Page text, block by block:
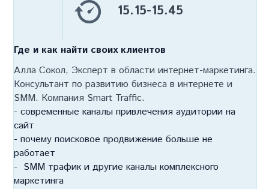
15.15-15.45
Где и как найти своих клиентов
Алла Сокол, Эксперт в области интернет-маркетинга.
Консультант по развитию бизнеса в интернете и
SMM. Компания Smart Traffic.
- современные каналы привлечения аудитории на
сайт
- почему поисковое продвижение больше не
работает
- SMM трафик и другие каналы комплексного
маркетинга